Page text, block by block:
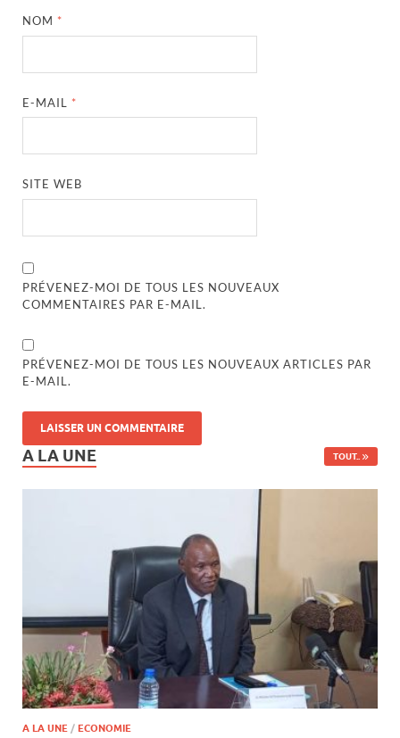
NOM *
E-MAIL *
SITE WEB
PRÉVENEZ-MOI DE TOUS LES NOUVEAUX
COMMENTAIRES PAR E-MAIL.
PRÉVENEZ-MOI DE TOUS LES NOUVEAUX ARTICLES PAR
E-MAIL.
A LA UNE TOUT..
A LA UNE / ECONOMIE